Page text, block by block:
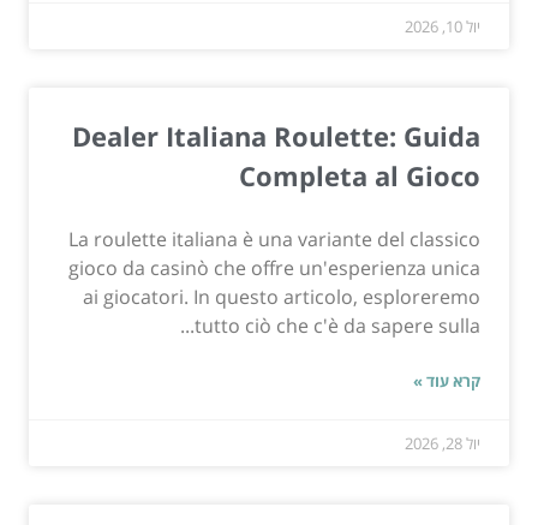
יול 10, 2026
Dealer Italiana Roulette: Guida
Completa al Gioco
La roulette italiana è una variante del classico
gioco da casinò che offre un'esperienza unica
ai giocatori. In questo articolo, esploreremo
tutto ciò che c'è da sapere sulla...
קרא עוד »
יול 28, 2026